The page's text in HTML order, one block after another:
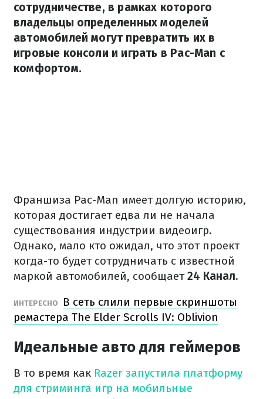
сотрудничестве, в рамках которого
владельцы определенных моделей
автомобилей могут превратить их в
игровые консоли и играть в Pac-Man с
комфортом.
Франшиза Pac-Man имеет долгую историю,
которая достигает едва ли не начала
существования индустрии видеоигр.
Однако, мало кто ожидал, что этот проект
когда-то будет сотрудничать с известной
маркой автомобилей, сообщает24 Канал.
ИНТЕРЕСНО
В сеть слили первые скриншоты
ремастера The Elder Scrolls IV: Oblivion
Идеальные авто для геймеров
В то время как Razer запустила платформу
для стриминга игр на мобильные